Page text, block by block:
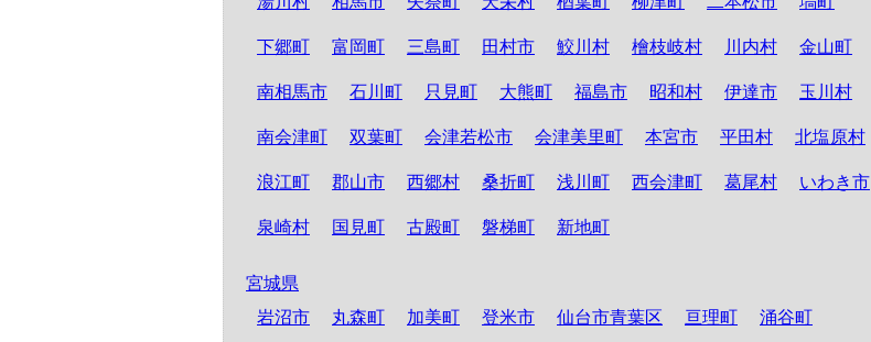
下郷町 富岡町 三島町 田村市 鮫川村 檜枝岐村 川内村 金山町
南相馬市 石川町 只見町 大熊町 福島市 昭和村 伊達市 玉川村
南会津町 双葉町 会津若松市 会津美里町 本宮市 平田村 北塩原村
浪江町 郡山市 西郷村 桑折町 浅川町 西会津町 葛尾村 いわき市
泉崎村 国見町 古殿町 磐梯町 新地町
宮城県
岩沼市
丸森町 加美町 登米市 仙台市青葉区 亘理町 涌谷町